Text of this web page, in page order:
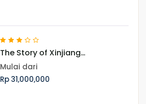
The Story of Xinjiang
UighurMenjelajah Pesona Jalur
Sutra, Pegunungan Tianshan,
dan Budaya Muslim Uighur
Mulai dari
Rp 31,000,000